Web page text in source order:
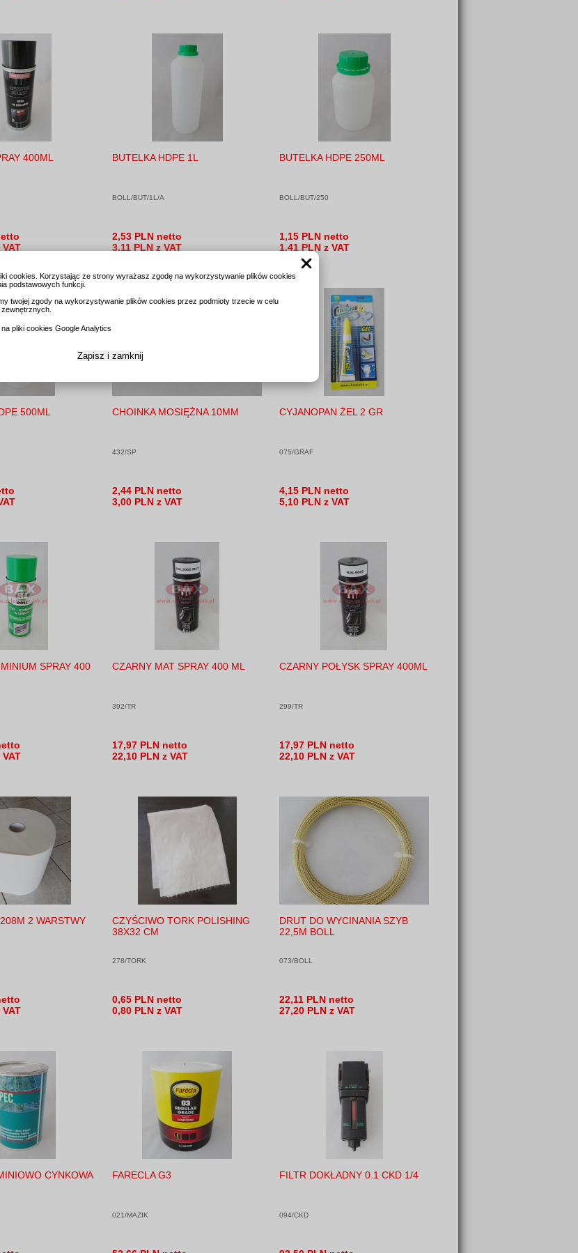
cookies. Korzystając ze strony wyrażasz zgodę na wykorzystywanie plików cookies
podstawowych funkcji.
twojej zgody na wykorzystywanie plików cookies przez podmioty trzecie w celu
pliki cookies Google Analytics
Zapisz i zamknij
400ML BUTELKA HDPE 1L
BOLL/BUT/1L/A
2,53 PLN netto
3,11 PLN z VAT
BUTELKA HDPE 250ML
BOLL/BUT/250
1,15 PLN netto
1,41 PLN z VAT
500ML CHOINKA MOSIĘŻNA 10MM
432/SP
2,44 PLN netto
3,00 PLN z VAT
CYJANOPAN ŻEL 2 GR
075/GRAF
4,15 PLN netto
5,10 PLN z VAT
SPRAY 400
CZARNY MAT SPRAY 400 ML
392/TR
17,97 PLN netto
22,10 PLN z VAT
CZARNY POŁYSK SPRAY 400ML
299/TR
17,97 PLN netto
22,10 PLN z VAT
2 WARSTWY
CZYŚCIWO TORK POLISHING
38X32 CM
278/TORK
0,65 PLN netto
0,80 PLN z VAT
DRUT DO WYCINANIA SZYB
22,5M BOLL
073/BOLL
22,11 PLN netto
27,20 PLN z VAT
CYNKOWA
FARECLA G3
021/MAZIK
FILTR DOKŁADNY 0.1 CKD 1/4
094/CKD